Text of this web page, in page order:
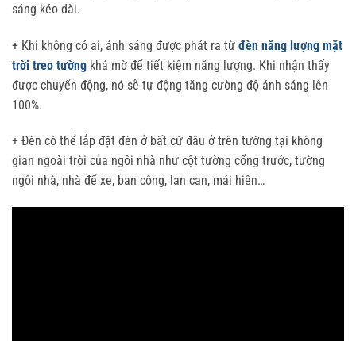
sáng kéo dài.
+ Khi không có ai, ánh sáng được phát ra từ đèn năng lượng mặt
trời treo tường khá mờ để tiết kiệm năng lượng. Khi nhận thấy
được chuyển động, nó sẽ tự động tăng cường độ ánh sáng lên
100%.
+ Đèn có thể lắp đặt đèn ở bất cứ đâu ở trên tường tại không
gian ngoài trời của ngôi nhà như cột tường cổng trước, tường
ngôi nhà, nhà để xe, ban công, lan can, mái hiên…